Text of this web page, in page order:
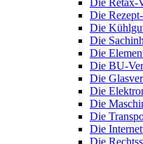
Die Retax-
Die
Die
Die
Die
Die BU-
Die
Die
Die
Die
Die
Die